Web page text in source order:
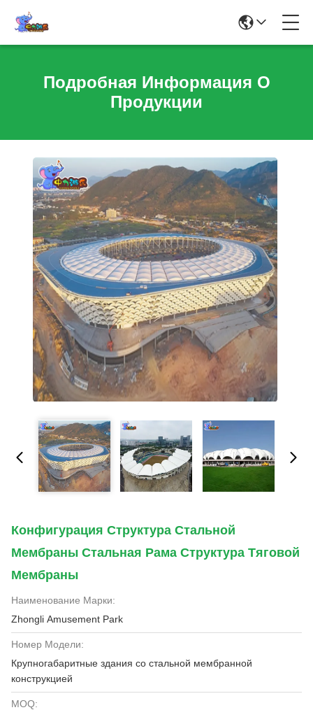
Подробная Информация О
Продукции
Конфигурация Структура Стальной
Мембраны Стальная Рама Структура Тяговой
Мембраны
Наименование Марки:
Zhongli Amusement Park
Номер Модели:
Крупногабаритные здания со стальной мембранной
конструкцией
MOQ: